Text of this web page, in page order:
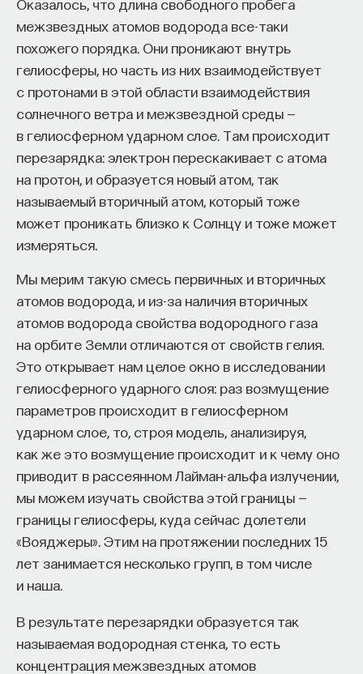
Оказалось, что длина свободного пробега
межзвездных атомов водорода все-таки
похожего порядка. Они проникают внутрь
гелиосферы, но часть из них взаимодействует
с протонами в этой области взаимодействия
солнечного ветра и межзвездной среды —
в гелиосферном ударном слое. Там происходит
перезарядка: электрон перескакивает с атома
на протон, и образуется новый атом, так
называемый вторичный атом, который тоже
может проникать близко к Солнцу и тоже может
измеряться.
Мы мерим такую смесь первичных и вторичных
атомов водорода, и из-за наличия вторичных
атомов водорода свойства водородного газа
на орбите Земли отличаются от свойств гелия.
Это открывает нам целое окно в исследовании
гелиосферного ударного слоя: раз возмущение
параметров происходит в гелиосферном
ударном слое, то, строя модель, анализируя,
как же это возмущение происходит и к чему оно
приводит в рассеянном Лайман-альфа излучении,
мы можем изучать свойства этой границы —
границы гелиосферы, куда сейчас долетели
«Вояджеры». Этим на протяжении последних 15
лет занимается несколько групп, в том числе
и наша.
В результате перезарядки образуется так
называемая водородная стенка, то есть
концентрация межзвездных атомов